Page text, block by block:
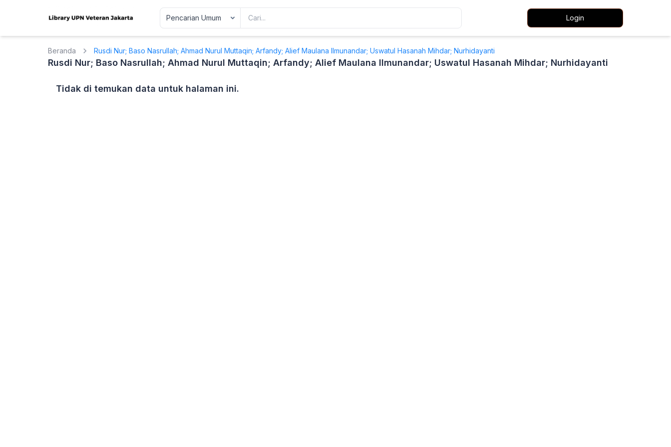
Login
Beranda Rusdi Nur; Baso Nasrullah; Ahmad Nurul Muttaqin; Arfandy; Alief Maulana Ilmunandar; Uswatul Hasanah Mihdar; Nurhidayanti
Rusdi Nur; Baso Nasrullah; Ahmad Nurul Muttaqin; Arfandy; Alief Maulana Ilmunandar; Uswatul Hasanah Mihdar; Nurhidayanti
Tidak di temukan data untuk halaman ini.